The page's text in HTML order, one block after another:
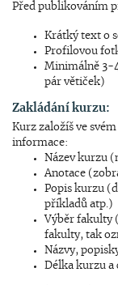
Před publikováním
Krátký text o
Profilovou
Minimálně 3-
pár větiček)
Zakládání kurzu:
Kurz založíš ve
informace:
Název kurzu
Anotace
Popis kurzu
příkladů atp.)
Výběr fakulty
fakulty, tak
Názvy,
Délka kurzu a